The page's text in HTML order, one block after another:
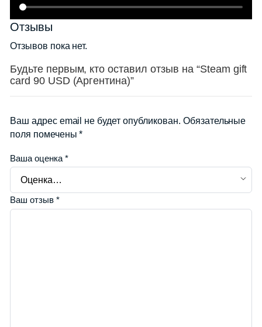
Отзывы
Отзывов пока нет.
Будьте первым, кто оставил отзыв на “Steam gift
card 90 USD (Аргентина)”
Ваш адрес email не будет опубликован. Обязательные
поля помечены*
Ваша оценка *
Ваш отзыв *